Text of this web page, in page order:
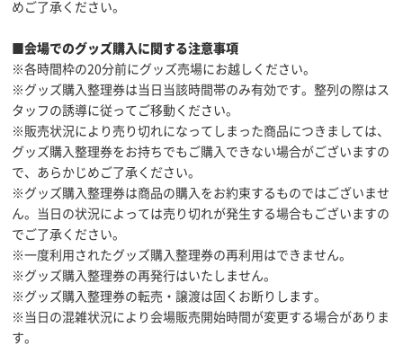
めご了承ください。
■会場でのグッズ購入に関する注意事項
※各時間枠の20分前にグッズ売場にお越しください。
※グッズ購入整理券は当日当該時間帯のみ有効です。整列の際はス
タッフの誘導に従ってご移動ください。
※販売状況により売り切れになってしまった商品につきましては、
グッズ購入整理券をお持ちでもご購入できない場合がございますの
で、あらかじめご了承ください。
※グッズ購入整理券は商品の購入をお約束するものではございませ
ん。当日の状況によっては売り切れが発生する場合もございますの
でご了承ください。
※一度利用されたグッズ購入整理券の再利用はできません。
※グッズ購入整理券の再発行はいたしません。
※グッズ購入整理券の転売・譲渡は固くお断りします。
※当日の混雑状況により会場販売開始時間が変更する場合がありま
す。